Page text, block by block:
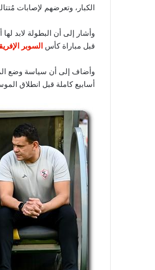
الكبار، وتعرضهم لإصابات
قبل مباراة كأس السوبر
وأضاف إلى أن سياسة وضع
أسابيع كاملة قبل انطلاق